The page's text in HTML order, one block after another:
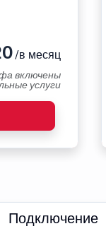
/в месяц
включены
услуги
Подключение